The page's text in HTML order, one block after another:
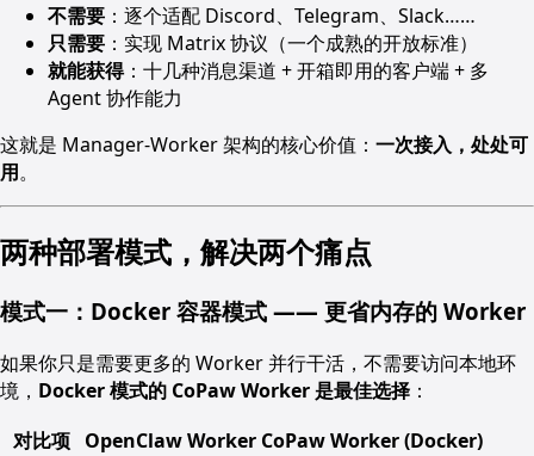
不需要 ：逐个适配 Discord、Telegram、Slack……
只需要 ：实现 Matrix 协议（一个成熟的开放标准）
就能获得：十几种消息渠道 + 开箱即用的客户端 + 多
Agent 协作能力
这就是 Manager-Worker 架构的核心价值： 一次接入，处处可
用。
两种部署模式，解决两个痛点
模式一：Docker 容器模式 —— 更省内存的 Worker
如果你只是需要更多的 Worker 并行干活，不需要访问本地环
境， Docker 模式的 CoPaw Worker 是最佳选择 ：
对比项 OpenClaw Worker CoPaw Worker (Docker)